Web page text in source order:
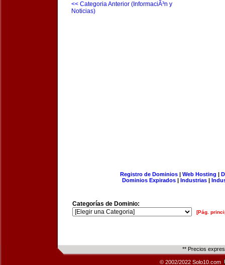
<< Categoria Anterior (InformaciÃ³n y
Noticias)
Registro de Dominios| Web Hosting |
Dominios Expirados | Industrias |
Categorías de Dominio:
[Pág.
** Precios
© 2002/2022 Solo10.com